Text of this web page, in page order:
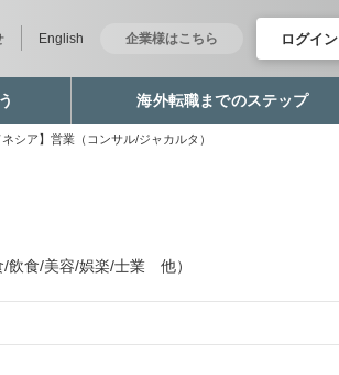
English 企業様はこちら ログイン
海外転職までのステップ
ネシア】営業（コンサル/ジャカルタ）
飲食/美容/娯楽/士業 他）